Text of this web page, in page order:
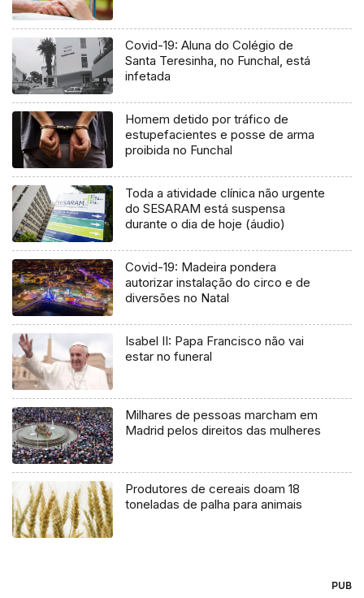
Covid-19: Aluna do Colégio de
Santa Teresinha, no Funchal, está
infetada
Homem detido por tráfico de
estupefacientes e posse de arma
proibida no Funchal
Toda a atividade clínica não urgente
do SESARAM está suspensa
durante o dia de hoje (áudio)
Covid-19: Madeira pondera
autorizar instalação do circo e de
diversões no Natal
Isabel II: Papa Francisco não vai
estar no funeral
Milhares de pessoas marcham em
Madrid pelos direitos das mulheres
Produtores de cereais doam 18
toneladas de palha para animais
PUB